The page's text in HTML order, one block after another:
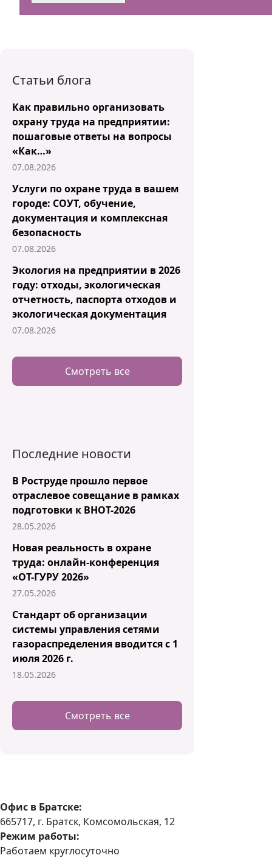
Статьи блога
Как правильно организовать
охрану труда на предприятии:
пошаговые ответы на вопросы
«Как…»
07.08.2026
Услуги по охране труда в вашем
городе: СОУТ, обучение,
документация и комплексная
безопасность
07.08.2026
Экология на предприятии в 2026
году: отходы, экологическая
отчетность, паспорта отходов и
экологическая документация
07.08.2026
Смотреть все
Последние новости
В Роструде прошло первое
отраслевое совещание в рамках
подготовки к ВНОТ-2026
28.05.2026
Новая реальность в охране
труда: онлайн-конференция
«ОТ-ГУРУ 2026»
27.05.2026
Стандарт об организации
системы управления сетями
газораспределения вводится с 1
июля 2026 г.
18.05.2026
Смотреть все
Офис в Братске:
665717, г. Братск, Комсомольская, 12
Режим работы:
Работаем круглосуточно